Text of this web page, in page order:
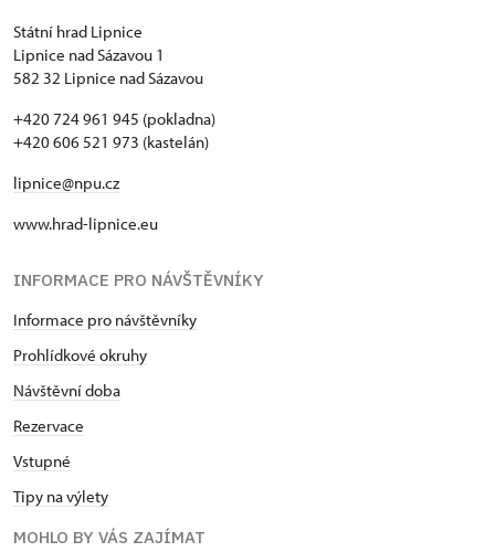
Státní hrad Lipnice
Lipnice nad Sázavou 1
582 32 Lipnice nad Sázavou
+420 724 961 945 (pokladna)
+420 606 521 973 (kastelán)
lipnice@npu.cz
www.hrad-lipnice.eu
INFORMACE PRO NÁVŠTĚVNÍKY
Informace pro návštěvníky
Prohlídkové okruhy
Návštěvní doba
Rezervace
Vstupné
Tipy na výlety
MOHLO BY VÁS ZAJÍMAT